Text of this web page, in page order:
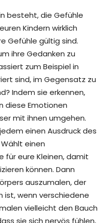
besteht, die Gefühle
Kindern wirklich
Gefühle gültig sind.
ihre Gedanken zu
zum Beispiel in
sind, im Gegensatz zu
Indem sie erkennen,
diese Emotionen
mit ihnen umgehen.
einen Ausdruck des
einen
für eure Kleinen, damit
können. Dann
auszumalen, der
ist, wenn verschiedene
vielleicht den Bauch
sie sich nervös fühlen,